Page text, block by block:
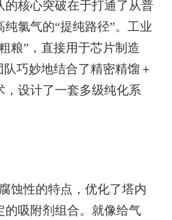
的核心突破在于打通了从普
氯气的“提纯路径”。工业
粮”，直接用于芯片制造
巧妙地结合了精密精馏＋
，设计了一套多级纯化系
蚀性的特点，优化了塔内
的吸附剂组合。就像给气